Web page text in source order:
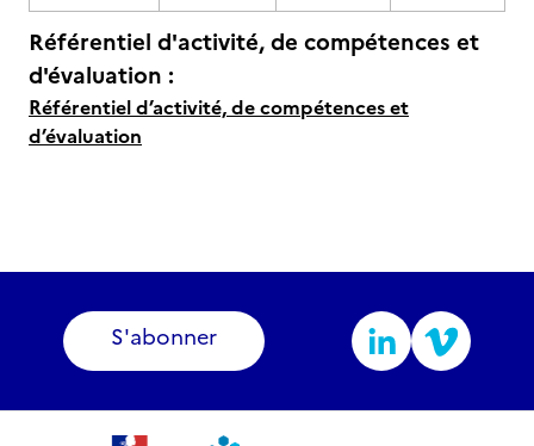
Référentiel d'activité, de compétences et
d'évaluation :
Référentiel d’activité, de compétences et
d’évaluation
S'abonner